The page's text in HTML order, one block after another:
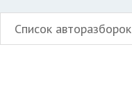
Список авторазборок